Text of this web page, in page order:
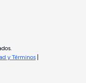
y Términos